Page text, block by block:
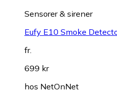
Sensorer & sirener
Eufy E10 Smoke
fr.
699 kr
hos NetOnNet